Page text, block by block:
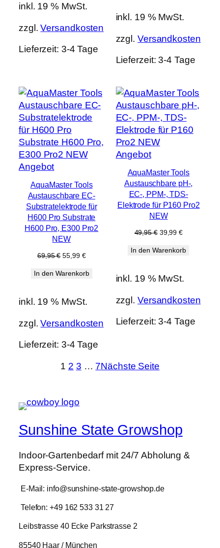
inkl. 19 % MwSt.
zzgl.Versandkosten
Lieferzeit: 3-4 Tage
inkl. 19 % MwSt.
zzgl. Versandkosten
Lieferzeit:3-4 Tage
AngebotProdukt
Angebot
AquaMaster Tools
Austauschbare EC-
Substratelektrode für
H600 Pro Substrate
H600 Pro, E300 Pro2
NEW
69,95€ Ursprünglicher
war:
55,99 €Aktueller
ist:
In den Warenkorb
inkl. 19 % MwSt.
zzgl.Versandkosten
Lieferzeit: 3-4 Tage
AngebotProdukt
Angebot
AquaMaster Tools
Austauschbare pH-,
EC-, PPM-, TDS-
Elektrode für P160 Pro2
NEW
49,95€ Ursprünglicher
war:
39,99€Aktueller
ist:
In den Warenkorb
inkl. 19 % MwSt.
zzgl. Versandkosten
Lieferzeit:3-4 Tage
1 2 3 … 7Nächste Seite
Sunshine State Growshop
Indoor-Gartenbedarf mit 24/7 Abholung &
Express-Service.
E-Mail: info@sunshine-state-growshop.de
Telefon: +49 162 533 31 27
Leibstrasse 40 Ecke Parkstrasse 2
85540 Haar / München